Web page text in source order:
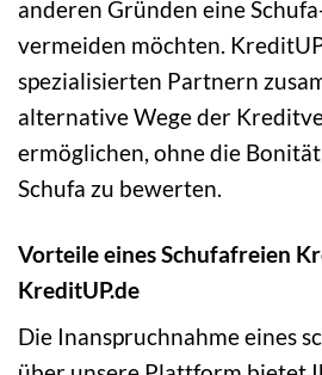
anderen Gründen eine
vermeiden möchten.
spezialisierten Partnern
alternative Wege der
ermöglichen, ohne die
Schufa zu bewerten.
Vorteile eines Schufafreien
KreditUP.de
Die Inanspruchnahme eines